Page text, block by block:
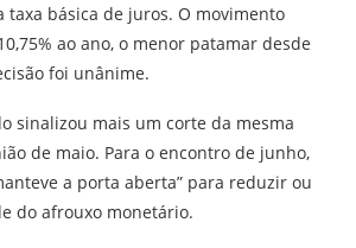
taxa básica de juros. O movimento
ao ano, o menor patamar desde
foi unânime.
sinalizou mais um corte da mesma
de maio. Para o encontro de junho,
a porta aberta” para reduzir ou
do afrouxo monetário.